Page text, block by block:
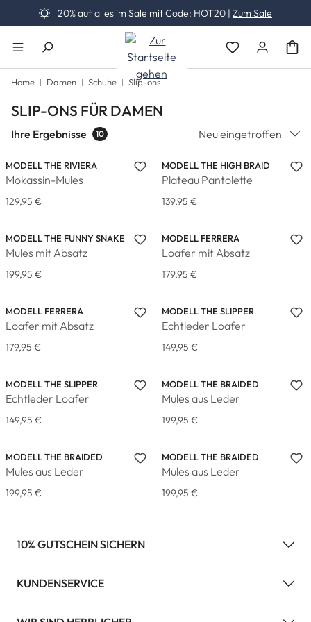
Zum Hauptinhalt springen
20% auf alles im Sale mit Code: HOT20 | Zum Sale
Du hast 0
Home Damen Schuhe Slip-ons
SLIP-ONS FÜR DAMEN
Ihre Ergebnisse 10 Neu eingetroffen
MODELL THE RIVIERA
Mokassin-Mules
129,95 €
MODELL THE HIGH BRAID
Plateau Pantolette
139,95 €
MODELL THE FUNNY SNAKE
Mules mit Absatz
199,95 €
MODELL FERRERA
Loafer mit Absatz
179,95 €
MODELL FERRERA
Loafer mit Absatz
179,95 €
MODELL THE SLIPPER
Echtleder Loafer
149,95 €
MODELL THE SLIPPER
Echtleder Loafer
149,95 €
MODELL THE BRAIDED
Mules aus Leder
199,95 €
MODELL THE BRAIDED
Mules aus Leder
199,95 €
MODELL THE BRAIDED
Mules aus Leder
199,95 €
10% GUTSCHEIN SICHERN
KUNDENSERVICE